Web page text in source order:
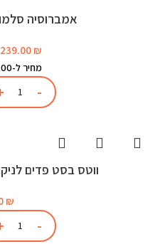
אמברוסיה סלמון
239.00 ₪
מחיר ל-100 גרם: ₪3.98
ווטס בסט פדים לניקוי
₪